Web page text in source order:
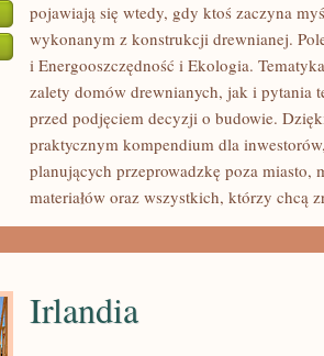
pojawiają się wtedy, gdy ktoś zaczyna
wykonanym z konstrukcji drewnianej.
i Energooszczędność i Ekologia.
zalety domów drewnianych, jak i pytania
przed podjęciem decyzji o budowie.
praktycznym kompendium dla
planujących przeprowadzkę poza miasto,
materiałów oraz wszystkich, którzy chcą
Irlandia